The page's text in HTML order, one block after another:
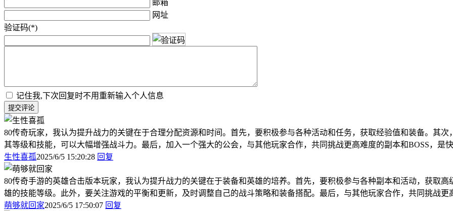
邮箱
网址
验证码(*)
记住我,下次回复时不用重新输入个人信息
提交评论
80传奇玩家，我认为提升战力的关键在于合理分配资源和时间。首先，要积极参与各种活动和任务，获取经验值和装备。其
其等级和技能，可以大幅增强战斗力。最后，加入一个强大的公会，与其他玩家合作，共同挑战更高难度的副本和BOSS，是
生性喜孤2025/6/5 15:20:28 回复
80传奇手游的英雄合击版本玩家，我认为提升战力的关键在于装备和英雄的培养。首先，要积极参与各种副本和活动，获取
雄的技能等级。此外，要关注游戏的平衡和更新，及时调整自己的战斗策略和装备搭配。最后，与其他玩家合作，共同挑战
萌够就回家2025/6/5 17:50:07 回复